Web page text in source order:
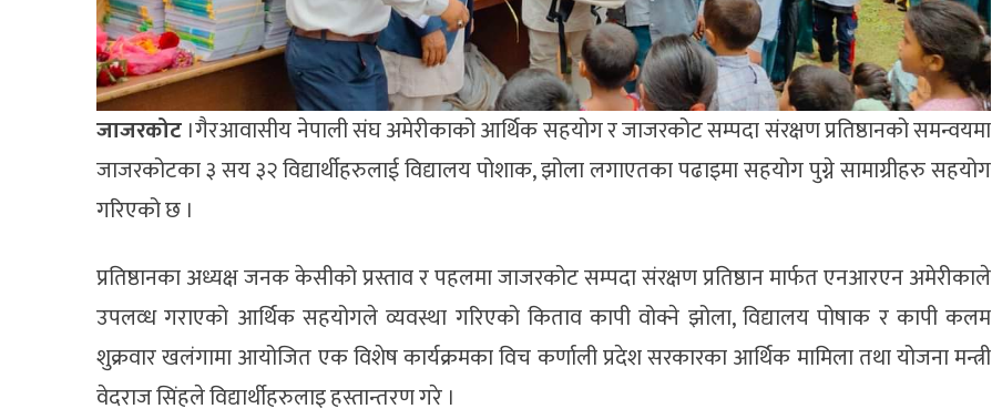
जाजरकोट ।गैरआवासीय नेपाली संघ अमेरीकाको आर्थिक सहयोग र जाजरकोट सम्पदा संरक्षण प्रतिष्ठानको समन्वयमा
जाजरकोटका ३ सय ३२ विद्यार्थीहरुलाई विद्यालय पोशाक, झोला लगाएतका पढाइमा सहयोग पुग्ने सामाग्रीहरु सहयोग
गरिएको छ ।
प्रतिष्ठानका अध्यक्ष जनक केसीको प्रस्ताव र पहलमा जाजरकोट सम्पदा संरक्षण प्रतिष्ठान मार्फत एनआरएन अमेरीकाले
उपलव्ध गराएको आर्थिक सहयोगले व्यवस्था गरिएको किताव कापी वोक्ने झोला, विद्यालय पोषाक र कापी कलम
शुक्रवार खलंगामा आयोजित एक विशेष कार्यक्रमका विच कर्णाली प्रदेश सरकारका आर्थिक मामिला तथा योजना मन्त्री
वेदराज सिंहले विद्यार्थीहरुलाइ हस्तान्तरण गरे ।